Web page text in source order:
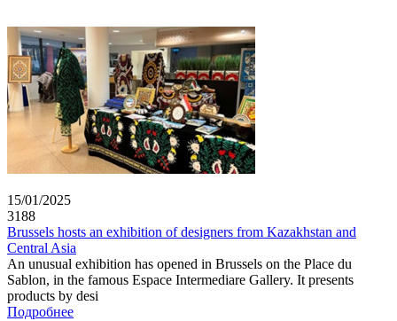
15/01/2025
3188
Brussels hosts an exhibition of designers from Kazakhstan and
Central Asia
An unusual exhibition has opened in Brussels on the Place du
Sablon, in the famous Espace Intermediare Gallery. It presents
products by desi
Подробнее